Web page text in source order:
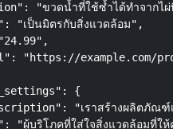
"ขวดน้ำที่ใช้ซ้ำได้ทำจากไผ่
"เป็นมิตรกับสิ่งแวดล้อม",
"https://example.com/
{
"เราสร้างผลิตภั
"ผู้บริโภคที่ใส่ใจสิ่งแวดล้อมที่